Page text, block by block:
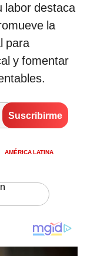
labor destaca
la
para
y fomentar
AMÉRICA LATINA